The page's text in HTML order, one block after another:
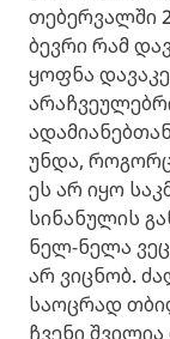
თებერვალში
ბევრი რამ
ყოფნა
უნდა, როგორც
ეს არ იყო
სინანულის
ნელ-ნელა
არ ვიცნობ.
საოცრად
ჩვენი